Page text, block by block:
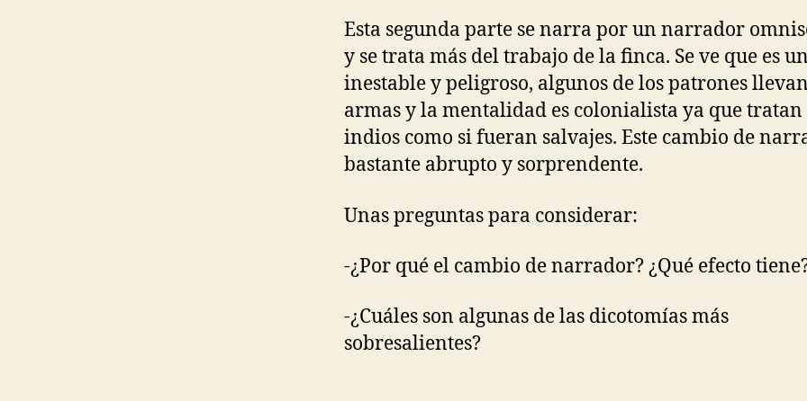
Esta segunda parte se narra por un narrador
y se trata más del trabajo de la finca. Se ve que es
inestable y peligroso, algunos de los patrones
armas y la mentalidad es colonialista ya que tratan
indios como si fueran salvajes. Este cambio de
bastante abrupto y sorprendente.
Unas preguntas para considerar:
-¿Por qué el cambio de narrador? ¿Qué efecto
-¿Cuáles son algunas de las dicotomías más
sobresalientes?